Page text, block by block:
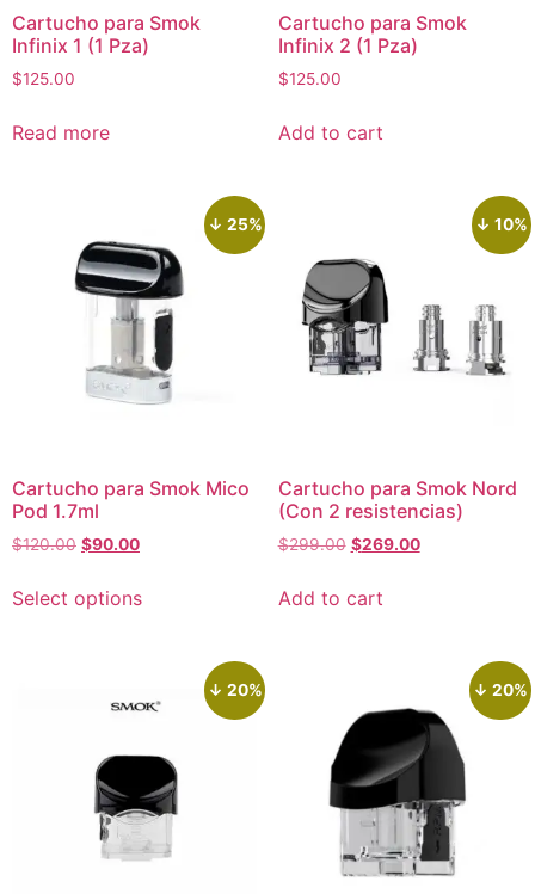
Cartucho para Smok
Infinix 1 (1 Pza)
$125.00
Read more
Cartucho para Smok
Infinix 2 (1 Pza)
$125.00
Add to cart
↓ 25%
Cartucho para Smok Mico
Pod 1.7ml
$120.00 $90.00
Select options
↓ 10%
Cartucho para Smok Nord
(Con 2 resistencias)
$299.00 $269.00
Add to cart
↓ 20% ↓ 20%